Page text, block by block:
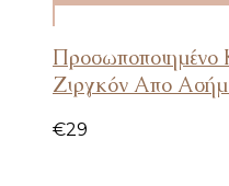
SELECT
OPTIONS
Προσωποποιημένο
Ζιργκόν Απο
€29